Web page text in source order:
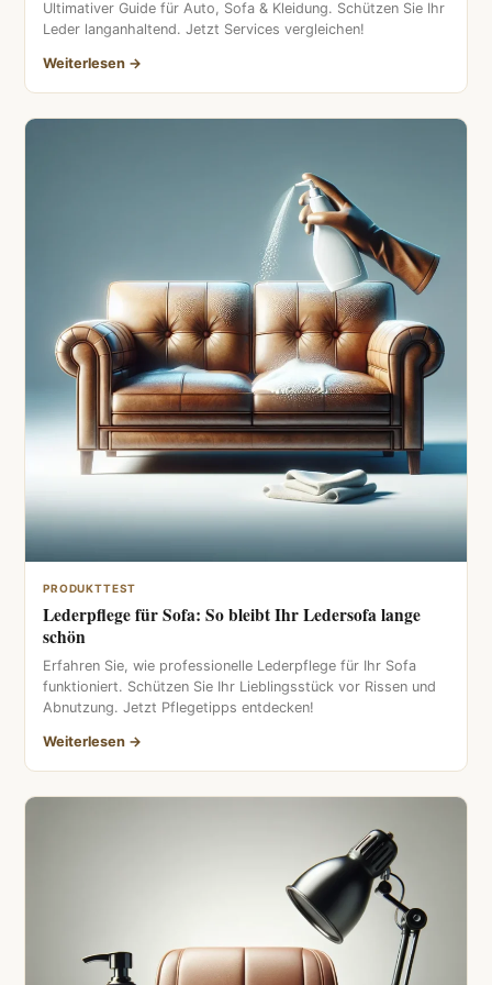
Ultimativer Guide für Auto, Sofa & Kleidung. Schützen Sie Ihr
Leder langanhaltend. Jetzt Services vergleichen!
Weiterlesen →
PRODUKTTEST
Lederpflege für Sofa: So bleibt Ihr Ledersofa lange
schön
Erfahren Sie, wie professionelle Lederpflege für Ihr Sofa
funktioniert. Schützen Sie Ihr Lieblingsstück vor Rissen und
Abnutzung. Jetzt Pflegetipps entdecken!
Weiterlesen →